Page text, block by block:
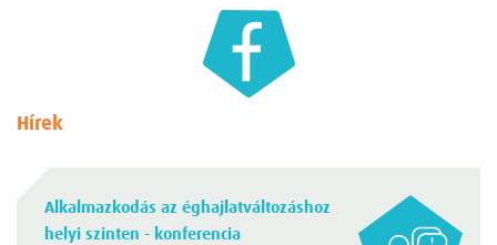
Hírek
Alkalmazkodás az éghajlatváltozáshoz
helyi szinten - konferencia